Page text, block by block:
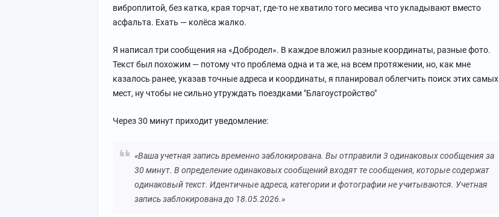
виброплитой, без катка, края торчат, где-то не хватило того месива что укладывают вместо
асфальта. Ехать — колёса жалко.
Я написал три сообщения на «Добродел». В каждое вложил разные координаты, разные фото.
Текст был похожим — потому что проблема одна и та же, на всем протяжении, но, как мне
казалось ранее, указав точные адреса и координаты, я планировал облегчить поиск этих самых
мест, ну чтобы не сильно утруждать поездками "Благоустройство"
Через 30 минут приходит уведомление:
«Ваша учетная запись временно заблокирована. Вы отправили 3 одинаковых сообщения за
30 минут. В определение одинаковых сообщений входят те сообщения, которые содержат
одинаковый текст. Идентичные адреса, категории и фотографии не учитываются. Учетная
запись заблокирована до 18.05.2026.»